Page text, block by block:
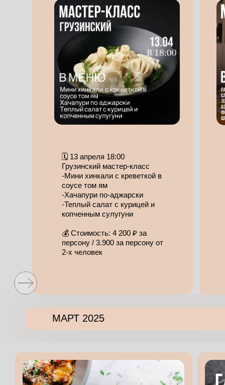
Расписание
мастер классов
🗓️ 13 апреля 18:00
Грузинский мастер-класс
-Мини хинкали с креветкой в
соусе том ям
-Хачапури по-аджарски
-Теплый салат с курицей и
копченным сулугуни
💰 Стоимость: 4 200 ₽ за
персону / 3.900 за персону от
2-х человек
МАРТ 2025